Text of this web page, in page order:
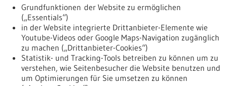
Veranstaltungen
Erscheinungsdatum
zurücksetzen
anzeigen
Grundfunktionen der Website zu ermöglichen
(„Essentials“)
in der Website integrierte Drittanbieter-Elemente wie
Youtube-Videos oder Google Maps-Navigation zugänglich
zu machen („Drittanbieter-Cookies“)
Statistik- und Tracking-Tools betreiben zu können um zu
verstehen, wie Seitenbesucher die Website benutzen und
um Optimierungen für Sie umsetzen zu können